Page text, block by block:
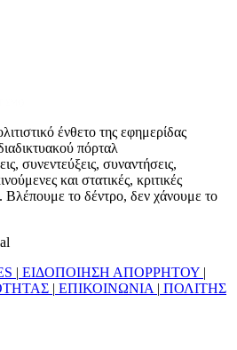
ένθετο της εφημερίδας
πόρταλ
συνεντεύξεις, συναντήσεις,
και στατικές, κριτικές
Βλέπουμε το δέντρο, δεν χάνουμε το
| ΕΙΔΟΠΟΙΗΣΗ ΑΠΟΡΡΗΤΟΥ |
| ΕΠΙΚΟΙΝΩΝΙΑ | ΠΟΛΙΤΗΣ